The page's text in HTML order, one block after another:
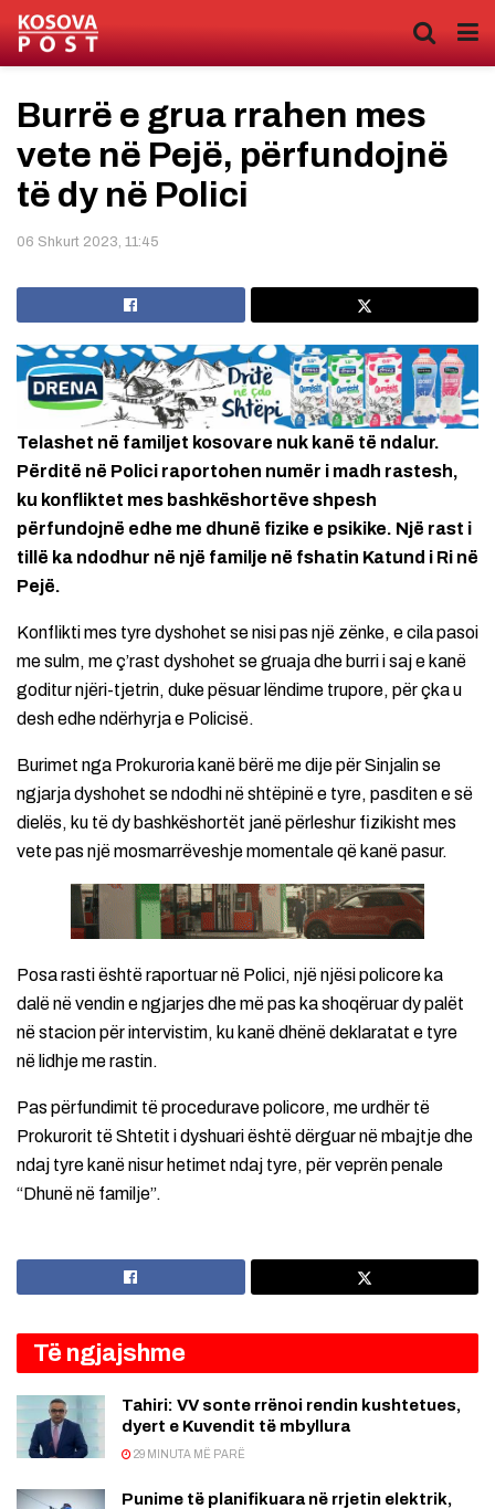
Burrë e grua rrahen mes
vete në Pejë, përfundojnë
të dy në Polici
06 Shkurt 2023, 11:45
Telashet në familjet kosovare nuk kanë të ndalur.
Përditë në Polici raportohen numër i madh rastesh,
ku konfliktet mes bashkëshortëve shpesh
përfundojnë edhe me dhunë fizike e psikike. Një rast i
tillë ka ndodhur në një familje në fshatin Katund i Ri në
Pejë.
Konflikti mes tyre dyshohet se nisi pas një zënke, e cila pasoi
me sulm, me ç’rast dyshohet se gruaja dhe burri i saj e kanë
goditur njëri-tjetrin, duke pësuar lëndime trupore, për çka u
desh edhe ndërhyrja e Policisë.
Burimet nga Prokuroria kanë bërë me dije për Sinjalin se
ngjarja dyshohet se ndodhi në shtëpinë e tyre, pasditen e së
dielës, ku të dy bashkëshortët janë përleshur fizikisht mes
vete pas një mosmarrëveshje momentale që kanë pasur.
Posa rasti është raportuar në Polici, një njësi policore ka
dalë në vendin e ngjarjes dhe më pas ka shoqëruar dy palët
në stacion për intervistim, ku kanë dhënë deklaratat e tyre
në lidhje me rastin.
Pas përfundimit të procedurave policore, me urdhër të
Prokurorit të Shtetit i dyshuari është dërguar në mbajtje dhe
ndaj tyre kanë nisur hetimet ndaj tyre, për veprën penale
“Dhunë në familje”.
Të ngjajshme
Tahiri: VV sonte rrënoi rendin kushtetues,
dyert e Kuvendit të mbyllura
29 MINUTA MË PARË
Punime të planifikuara në rrjetin elektrik,